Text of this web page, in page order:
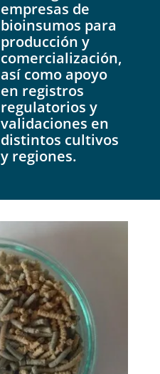
empresas de
bioinsumos para
producción y
comercialización,
así como apoyo
en registros
regulatorios y
validaciones en
distintos cultivos
y regiones.